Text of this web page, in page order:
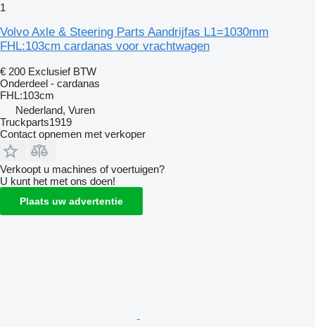
1
Volvo Axle & Steering Parts Aandrijfas L1=1030mm
FHL:103cm cardanas voor vrachtwagen
€ 200 Exclusief BTW
Onderdeel - cardanas
FHL:103cm
Nederland, Vuren
Truckparts1919
Contact opnemen met verkoper
Verkoopt u machines of voertuigen?
U kunt het met ons doen!
Plaats uw advertentie